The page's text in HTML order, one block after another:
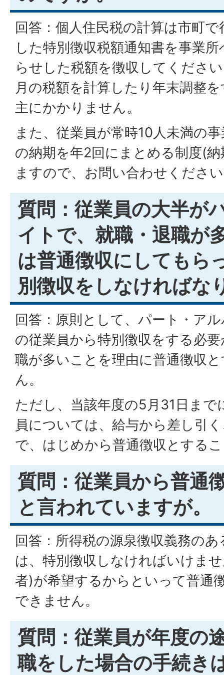
回答：個人住民税の計算は市町
した特別徴収税額通知書を事業
らせした税額を徴収してくださ
月の税額を計算したり年末調整
主にかかりません。
また、従業員が常時10人未満の
の納期を年2回にまとめる制度(
ますので、お問い合わせくださ
質問：従業員の大半が
イトで、就職・退職が
は普通徴収にしてもら
別徴収をしなければな
回答：原則として、パート・ア
の従業員から特別徴収をする必
職が多いことを理由に普通徴収
ん。
ただし、当該年度の5月31日まで
員については、給与から差し引
で、はじめから普通徴収とする
質問：従業員から普通
と言われていますが。
回答：所得税の源泉徴収義務の
は、特別徴収しなければいけま
者)が希望するからといって普通
できません。
質問：従業員が年度の
職をした場合の手続き